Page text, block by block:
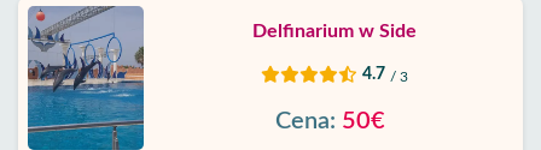
Delfinarium w Side
4.7 / 3
Cena: 50€